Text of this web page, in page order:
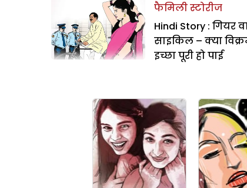
फैमिली स्टोरीज
Hindi Story : गियर
साइकिल – क्या
इच्छा पूरी हो पाई